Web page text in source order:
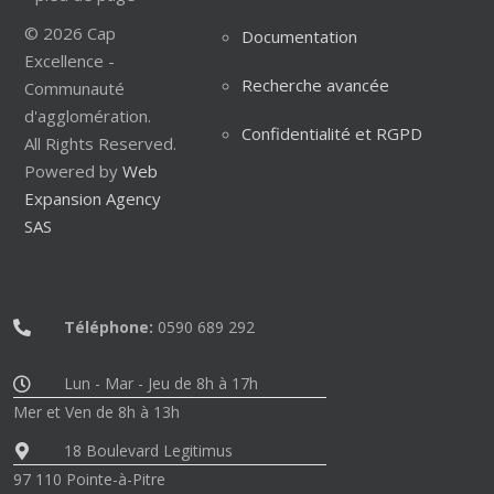
© 2026 Cap
Excellence -
Communauté
d'agglomération.
All Rights Reserved.
Powered by Web
Expansion Agency
SAS
Documentation
Recherche avancée
Confidentialité et RGPD
Téléphone: 0590 689 292
Lun - Mar - Jeu de 8h à 17h
Mer et Ven de 8h à 13h
18 Boulevard Legitimus
97 110 Pointe-à-Pitre